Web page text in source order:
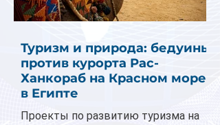
Туризм и природа: бедуины
против курорта Рас-
Ханкораб на Красном море
в Египте
Проекты по развитию туризма на